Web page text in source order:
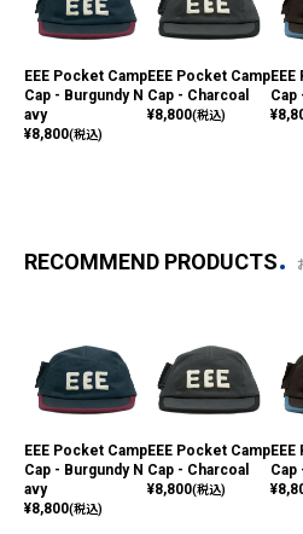
EEE Pocket Camp
Cap - Burgundy N
avy
¥8,800(税込)
EEE Pocket Camp
Cap - Charcoal
¥8,800(税込)
Cap
¥
RECOMMEND PRODUCTS
EEE Pocket Camp
Cap - Burgundy N
avy
¥8,800(税込)
EEE Pocket Camp
Cap - Charcoal
¥8,800(税込)
Cap
¥